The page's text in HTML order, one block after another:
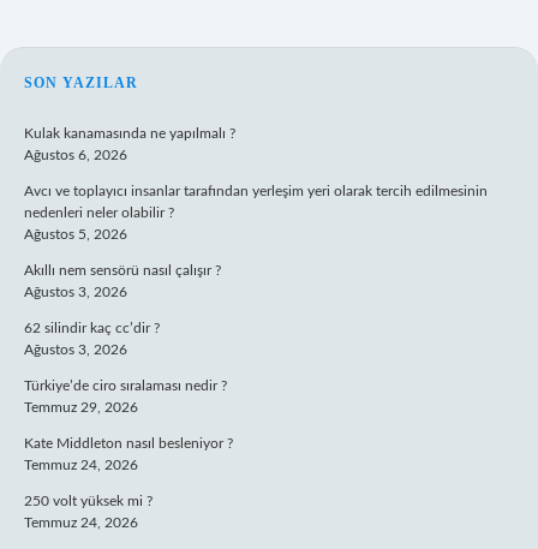
SIDEBAR
SON YAZILAR
Kulak kanamasında ne yapılmalı ?
Ağustos 6, 2026
Avcı ve toplayıcı insanlar tarafından yerleşim yeri olarak tercih edilmesinin
nedenleri neler olabilir ?
Ağustos 5, 2026
Akıllı nem sensörü nasıl çalışır ?
Ağustos 3, 2026
62 silindir kaç cc’dir ?
Ağustos 3, 2026
Türkiye’de ciro sıralaması nedir ?
Temmuz 29, 2026
Kate Middleton nasıl besleniyor ?
Temmuz 24, 2026
250 volt yüksek mi ?
Temmuz 24, 2026